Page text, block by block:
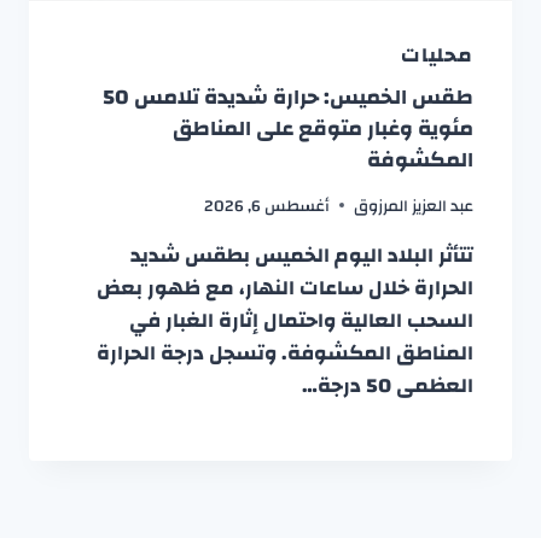
محليات
طقس الخميس: حرارة شديدة تلامس 50
مئوية وغبار متوقع على المناطق
المكشوفة
عبد العزيز المرزوق أغسطس 6, 2026
تتأثر البلاد اليوم الخميس بطقس شديد
الحرارة خلال ساعات النهار، مع ظهور بعض
السحب العالية واحتمال إثارة الغبار في
المناطق المكشوفة. وتسجل درجة الحرارة
العظمى 50 درجة…